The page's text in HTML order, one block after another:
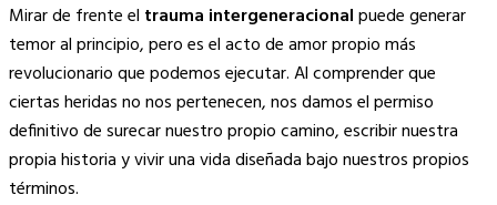
Mirar de frente el trauma intergeneracionalpuede generar
temor al principio, pero es el acto de amor propio más
revolucionario que podemos ejecutar. Al comprender que
ciertas heridas no nos pertenecen, nos damos el permiso
definitivo de surecar nuestro propio camino, escribir nuestra
propia historia y vivir una vida diseñada bajo nuestros propios
términos.